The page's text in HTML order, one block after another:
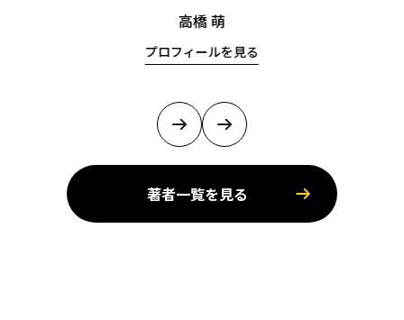
高橋 萌
プロフィールを見る
著者一覧を見る